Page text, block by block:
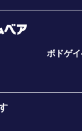
ボドゲ